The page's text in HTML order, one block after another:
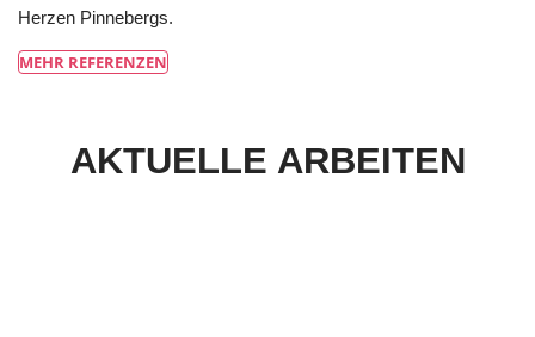
Herzen Pinnebergs.
MEHR REFERENZEN
AKTUELLE ARBEITEN